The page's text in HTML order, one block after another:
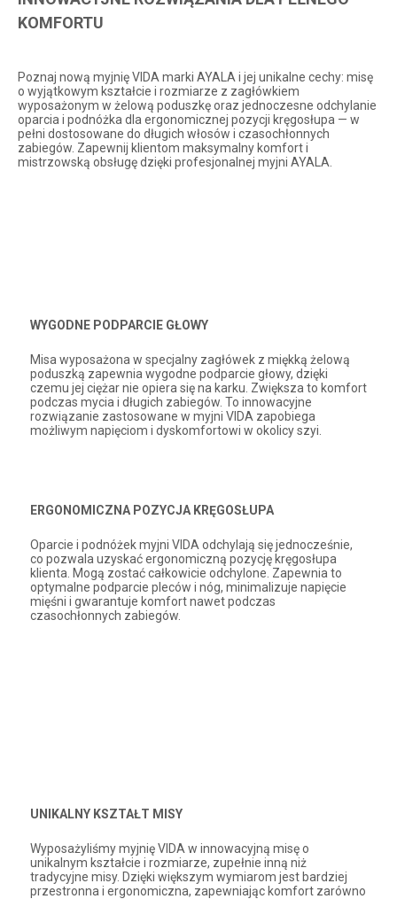
KOMFORTU
Poznaj nową myjnię VIDA marki AYALA i jej unikalne cechy: misę
o wyjątkowym kształcie i rozmiarze z zagłówkiem
wyposażonym w żelową poduszkę oraz jednoczesne odchylanie
oparcia i podnóżka dla ergonomicznej pozycji kręgosłupa — w
pełni dostosowane do długich włosów i czasochłonnych
zabiegów. Zapewnij klientom maksymalny komfort i
mistrzowską obsługę dzięki profesjonalnej myjni AYALA.
WYGODNE PODPARCIE GŁOWY
Misa wyposażona w specjalny zagłówek z miękką żelową
poduszką zapewnia wygodne podparcie głowy, dzięki
czemu jej ciężar nie opiera się na karku. Zwiększa to komfort
podczas mycia i długich zabiegów. To innowacyjne
rozwiązanie zastosowane w myjni VIDA zapobiega
możliwym napięciom i dyskomfortowi w okolicy szyi.
ERGONOMICZNA POZYCJA KRĘGOSŁUPA
Oparcie i podnóżek myjni VIDA odchylają się jednocześnie,
co pozwala uzyskać ergonomiczną pozycję kręgosłupa
klienta. Mogą zostać całkowicie odchylone. Zapewnia to
optymalne podparcie pleców i nóg, minimalizuje napięcie
mięśni i gwarantuje komfort nawet podczas
czasochłonnych zabiegów.
UNIKALNY KSZTAŁT MISY
Wyposażyliśmy myjnię VIDA w innowacyjną misę o
unikalnym kształcie i rozmiarze, zupełnie inną niż
tradycyjne misy. Dzięki większym wymiarom jest bardziej
przestronna i ergonomiczna, zapewniając komfort zarówno